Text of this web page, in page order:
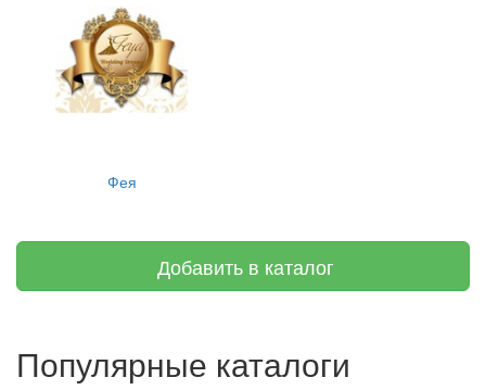
Фея
Добавить в каталог
Популярные каталоги